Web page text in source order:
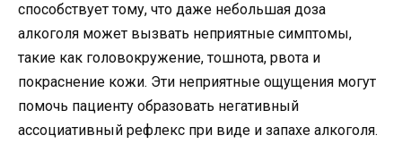
способствует тому, что даже небольшая доза
алкоголя может вызвать неприятные симптомы,
такие как головокружение, тошнота, рвота и
покраснение кожи. Эти неприятные ощущения могут
помочь пациенту образовать негативный
ассоциативный рефлекс при виде и запахе алкоголя.